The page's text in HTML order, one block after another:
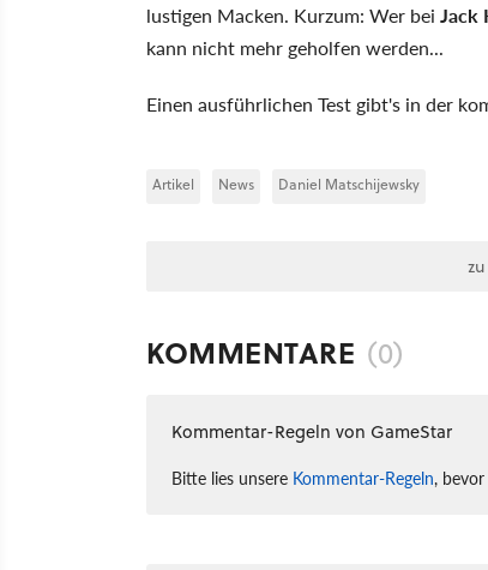
lustigen Macken. Kurzum: Wer bei Jack
kann nicht mehr geholfen werden...
Einen ausführlichen Test gibt's in der
Artikel News Daniel Matschijewsky
KOMMENTARE (0)
Kommentar-Regeln von GameStar
Bitte lies unsere Kommentar-Regeln,